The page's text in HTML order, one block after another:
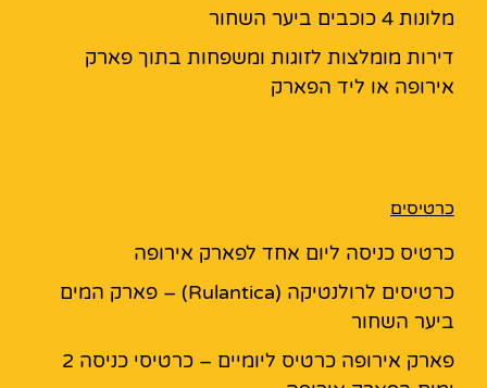
מלונות 4 כוכבים ביער השחור
דירות מומלצות לזוגות ומשפחות בתוך פארק
אירופה או ליד הפארק
כרטיסים
כרטיס כניסה ליום אחד לפארק אירופה
כרטיסים לרולנטיקה (Rulantica) – פארק המים
ביער השחור
פארק אירופה כרטיס ליומיים – כרטיסי כניסה 2